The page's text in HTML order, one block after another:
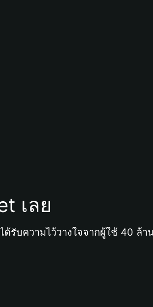
เลย
รับความไว้วางใจจากผู้ใช้ 40 ล้า